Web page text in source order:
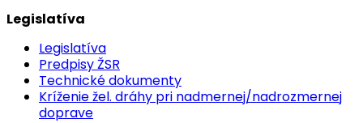
Legislatíva
Legislatíva
Predpisy ŽSR
Technické dokumenty
Kríženie žel. dráhy pri nadmernej/nadrozmernej
doprave